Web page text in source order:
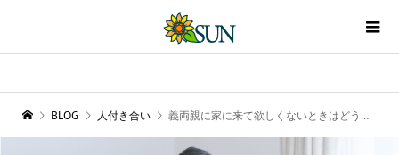
BLOG 人付き合い 義両親に家に来て欲しくないときはどうする？体験談や対策を紹介